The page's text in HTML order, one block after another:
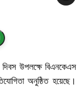
দিবস উপলক্ষে বিএনকেএস
অনুষ্ঠিত হয়েছে।